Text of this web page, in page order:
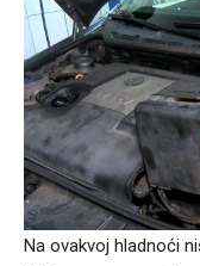
Na ovakvoj hladnoći